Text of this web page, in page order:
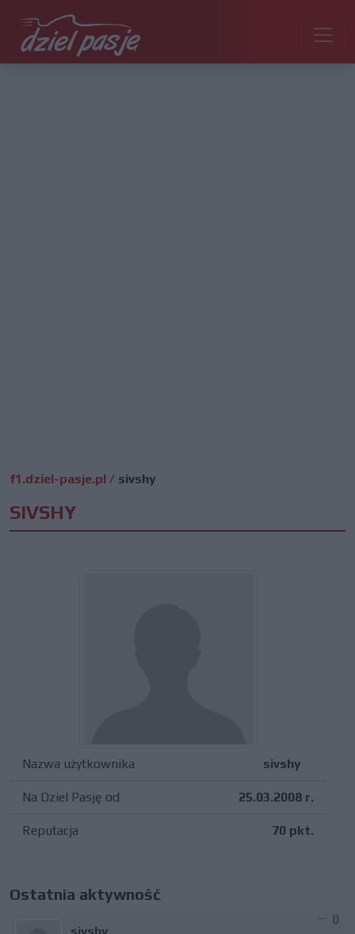
f1.dziel-pasje.pl / sivshy
SIVSHY
Nazwa użytkownika sivshy
Na Dziel Pasję od 25.03.2008 r.
Reputacja 70 pkt.
Ostatnia aktywność
0